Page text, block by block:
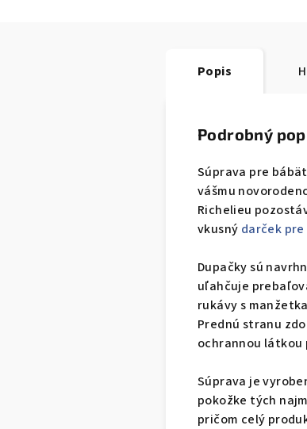
Popis
Podrobný
Súprava pre
vášmu
Richelieu
vkusný darček
Dupačky sú
uľahčuje
rukávy s
Prednú stranu
ochrannou látkou
Súprava je
pokožke tých
pričom celý